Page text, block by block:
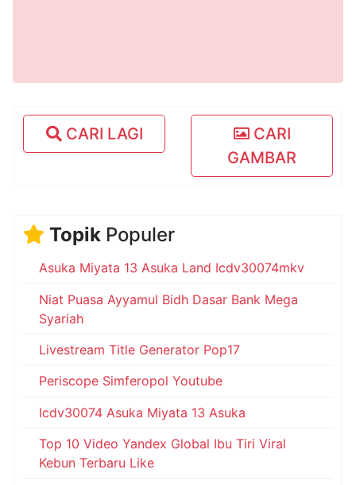
CARI LAGI
CARI
GAMBAR
Topik Populer
Asuka Miyata 13 Asuka Land Icdv30074mkv
Niat Puasa Ayyamul Bidh Dasar Bank Mega
Syariah
Livestream Title Generator Pop17
Periscope Simferopol Youtube
Icdv30074 Asuka Miyata 13 Asuka
Top 10 Video Yandex Global Ibu Tiri Viral
Kebun Terbaru Like